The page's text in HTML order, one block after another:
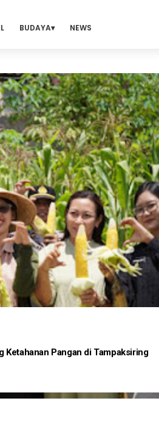
BUDAYA NEWS
Ketahanan Pangan di Tampaksiring